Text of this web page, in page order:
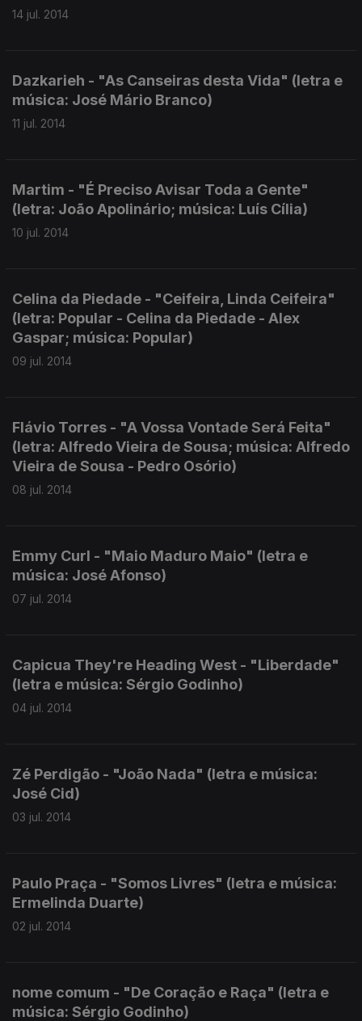
14 jul. 2014
Dazkarieh - "As Canseiras desta Vida" (letra e
música: José Mário Branco)
11 jul. 2014
Martim - "É Preciso Avisar Toda a Gente"
(letra: João Apolinário; música: Luís Cília)
10 jul. 2014
Celina da Piedade - "Ceifeira, Linda Ceifeira"
(letra: Popular - Celina da Piedade - Alex
Gaspar; música: Popular)
09 jul. 2014
Flávio Torres - "A Vossa Vontade Será Feita"
(letra: Alfredo Vieira de Sousa; música: Alfredo
Vieira de Sousa - Pedro Osório)
08 jul. 2014
Emmy Curl - "Maio Maduro Maio" (letra e
música: José Afonso)
07 jul. 2014
Capicua They're Heading West - "Liberdade"
(letra e música: Sérgio Godinho)
04 jul. 2014
Zé Perdigão - "João Nada" (letra e música:
José Cid)
03 jul. 2014
Paulo Praça - "Somos Livres" (letra e música:
Ermelinda Duarte)
02 jul. 2014
nome comum - "De Coração e Raça" (letra e
música: Sérgio Godinho)